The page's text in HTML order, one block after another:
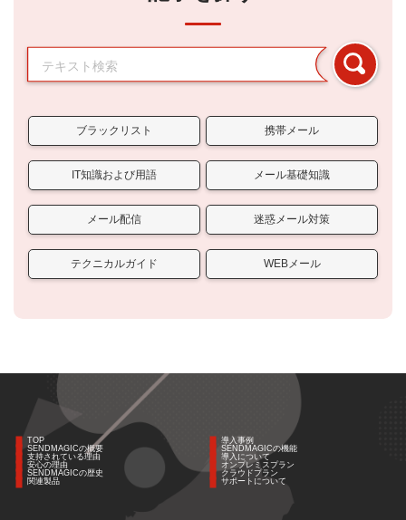
ブラックリスト 携帯メール
IT知識および用語 メール基礎知識
メール配信 迷惑メール対策
テクニカルガイド WEBメール
TOP
SENDMAGICの概要
支持されている理由
安心の理由
SENDMAGICの歴史
関連製品
導入事例
SENDMAGICの機能
導入について
オンプレミスプラン
クラウドプラン
サポートについて